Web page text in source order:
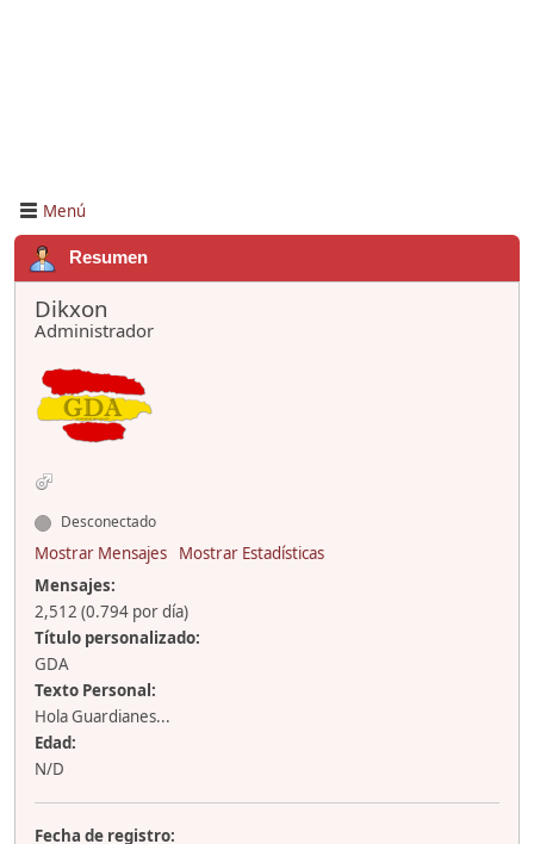
Menú
Resumen
Dikxon
Administrador
Desconectado
Mostrar Mensajes
Mostrar Estadísticas
Mensajes:
2,512 (0.794 por día)
Título personalizado:
GDA
Texto Personal:
Hola Guardianes...
Edad:
N/D
Fecha de registro: